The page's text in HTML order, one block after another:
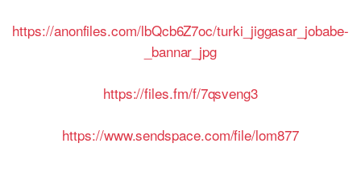
https://anonfiles.com/lbQcb6Z7oc/turki_jiggasar_jobabe-
_bannar_jpg
https://files.fm/f/7qsveng3
https://www.sendspace.com/file/lom877